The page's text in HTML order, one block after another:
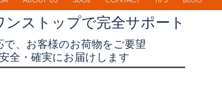
ンストップで完全サポート
で、お客様のお荷物をご要望
全・確実にお届けします